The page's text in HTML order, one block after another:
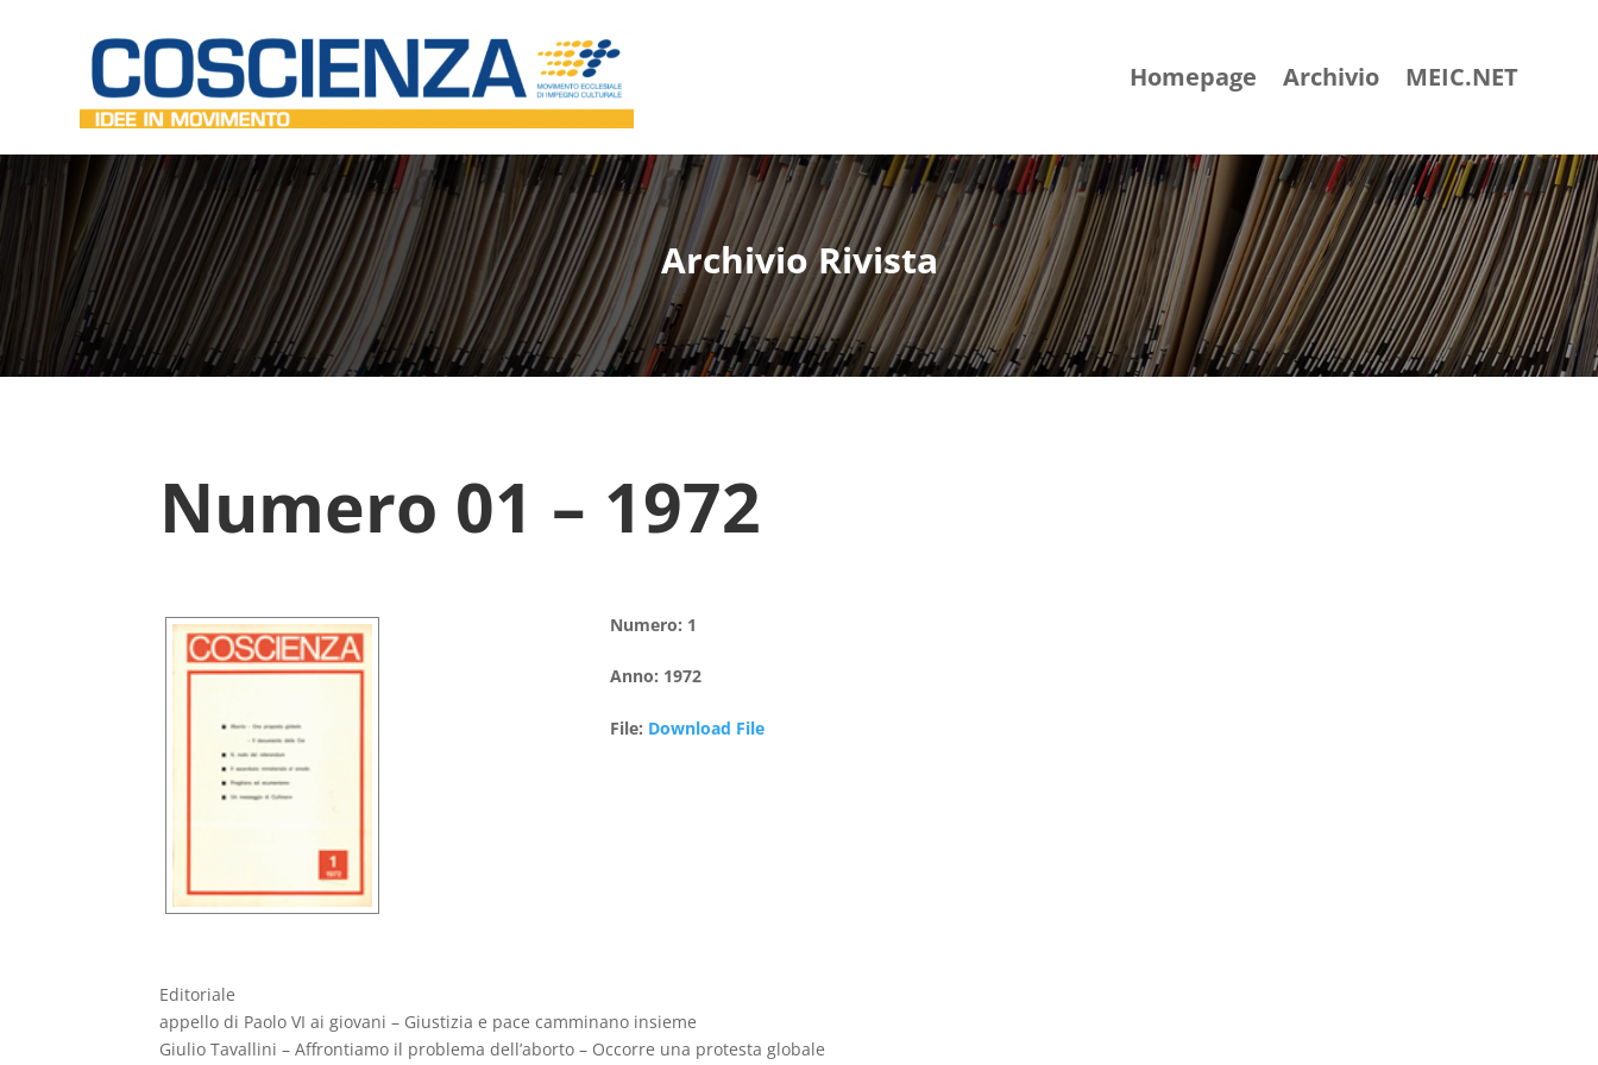
Homepage Archivio MEIC.NET
Archivio Rivista
Numero 01 – 1972
Numero: 1
Anno: 1972
File: Download File
Editoriale
appello di Paolo VI ai giovani – Giustizia e pace camminano insieme
Giulio Tavallini – Affrontiamo il problema dell’aborto – Occorre una protesta globale